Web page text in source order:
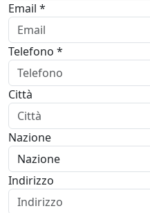
Email *
Telefono *
Città
Nazione
Indirizzo